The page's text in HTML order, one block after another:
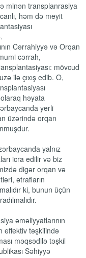
minən transplanrasiya
həm də meyit
Cərrahiyyə və Orqan
cərrah,
mövcud
ilə çıxış edib. O,
həyata
yerli
üzərində orqan
yalnız
icra edilir və biz
digər orqan və
ətrafların
ki, bunun üçün
əməliyyatlarının
effektiv təşkilində
məqsədilə təşkil
Səhiyyə